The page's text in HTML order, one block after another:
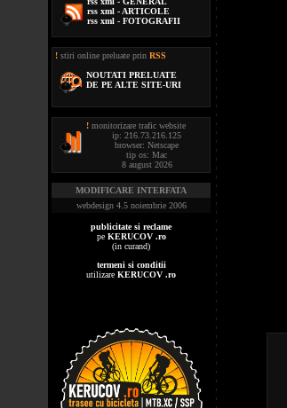
rss xml - ARTICOLE
rss xml - FOTOGRAFII
! stiri online preluate prin RSS
NOUTATI PRELUATE
DE PE ALTE SITE-URI
! monitorizare trafic website
ip: 216.73.216.125
browser: Netscape
tip os: Mac
8 august 2026
MODIFICARE INTERFATA
webdesign 4.5 noiembrie 2006
publicitate si reclame
pe KERUCOV .ro
(in curand)
termeni si conditii
utilizare KERUCOV .ro